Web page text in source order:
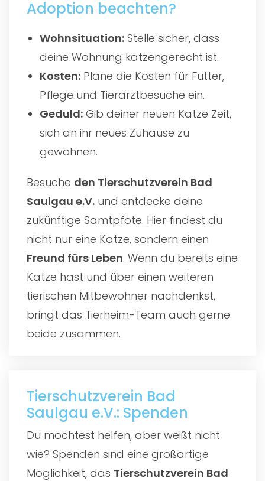
Adoption beachten?
Wohnsituation: Stelle sicher, dass
deine Wohnung katzengerecht ist.
Kosten: Plane die Kosten für Futter,
Pflege und Tierarztbesuche ein.
Geduld: Gib deiner neuen Katze Zeit,
sich an ihr neues Zuhause zu
gewöhnen.
Besuche den Tierschutzverein Bad
Saulgau e.V. und entdecke deine
zukünftige Samtpfote. Hier findest du
nicht nur eine Katze, sondern einen
Freund fürs Leben. Wenn du bereits eine
Katze hast und über einen weiteren
tierischen Mitbewohner nachdenkst,
bringt das Tierheim-Team auch gerne
beide zusammen.
Tierschutzverein Bad
Saulgau e.V.: Spenden
Du möchtest helfen, aber weißt nicht
wie? Spenden sind eine großartige
Möglichkeit, das Tierschutzverein Bad